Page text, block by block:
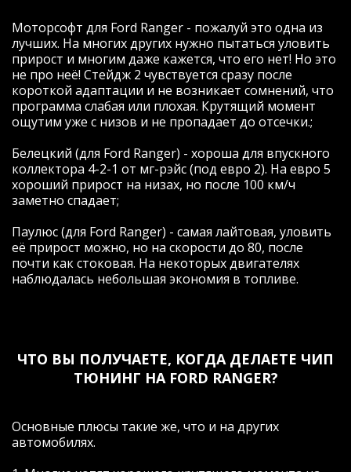
Моторсофт для Ford Ranger - пожалуй это одна из
лучших. На многих других нужно пытаться уловить
прирост и многим даже кажется, что его нет! Но это
не про неё! Стейдж 2 чувствуется сразу после
короткой адаптации и не возникает сомнений, что
программа слабая или плохая. Крутящий момент
ощутим уже с низов и не пропадает до отсечки.;
Белецкий (для Ford Ranger) - хороша для впускного
коллектора 4-2-1 от мг-рэйс (под евро 2). На евро 5
хороший прирост на низах, но после 100 км/ч
заметно спадает;
Паулюс (для Ford Ranger) - самая лайтовая, уловить
её прирост можно, но на скорости до 80, после
почти как стоковая. На некоторых двигателях
наблюдалась небольшая экономия в топливе.
ЧТО ВЫ ПОЛУЧАЕТЕ, КОГДА ДЕЛАЕТЕ ЧИП
ТЮНИНГ НА FORD RANGER?
Основные плюсы такие же, что и на других
автомобилях.